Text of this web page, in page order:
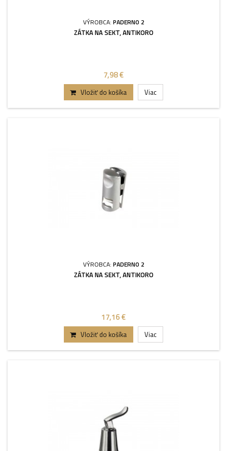
VÝROBCA: PADERNO 2
ZÁTKA NA SEKT, ANTIKORO
7,98 €
Vložiť do košíka Viac
VÝROBCA: PADERNO 2
ZÁTKA NA SEKT, ANTIKORO
17,16 €
Vložiť do košíka Viac